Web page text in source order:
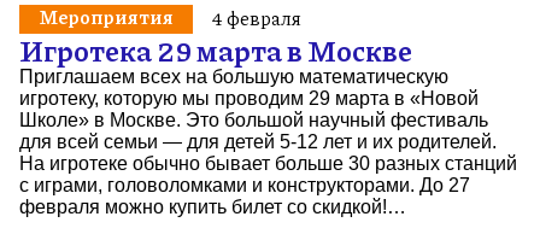
Мероприятия 4 февраля
Игротека 29 марта в Москве
Приглашаем всех на большую математическую
игротеку, которую мы проводим 29 марта в «Новой
Школе» в Москве. Это большой научный фестиваль
для всей семьи — для детей 5-12 лет и их родителей.
На игротеке обычно бывает больше 30 разных станций
с играми, головоломками и конструкторами. До 27
февраля можно купить билет со скидкой!…